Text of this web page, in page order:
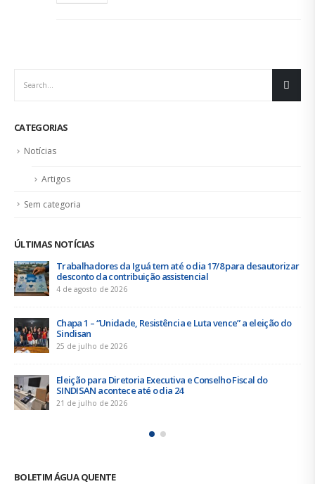
CATEGORIAS
Notícias
Artigos
Sem categoria
ÚLTIMAS NOTÍCIAS
Trabalhadores da Iguá tem até o dia 17/8 para desautorizar
desconto da contribuição assistencial
4 de agosto de 2026
Chapa 1 – “Unidade, Resistência e Luta vence” a eleição do
Sindisan
25 de julho de 2026
Eleição para Diretoria Executiva e Conselho Fiscal do
SINDISAN acontece até o dia 24
21 de julho de 2026
BOLETIM ÁGUA QUENTE